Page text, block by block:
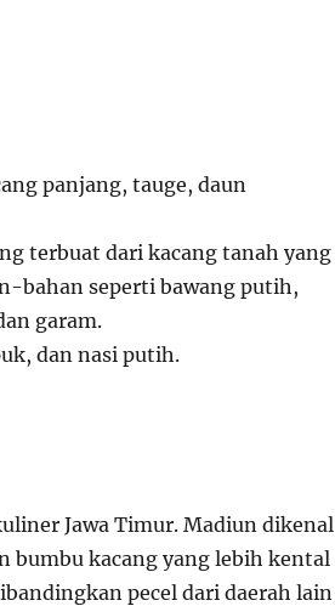
panjang, tauge, daun
terbuat dari kacang tanah yang
bahan seperti bawang putih,
garam.
dan nasi putih.
Jawa Timur. Madiun dikenal
bumbu kacang yang lebih kental
pecel dari daerah lain